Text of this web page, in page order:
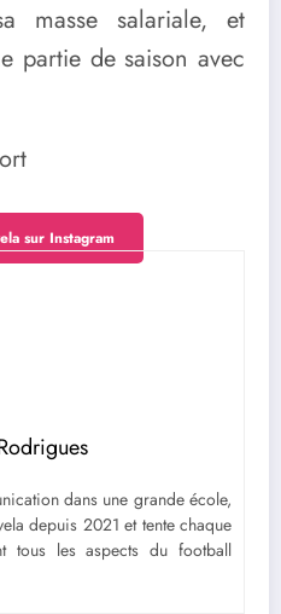
masse salariale, et
partie de saison avec
sur Instagram
dans une grande école,
depuis 2021 et tente chaque
tous les aspects du football